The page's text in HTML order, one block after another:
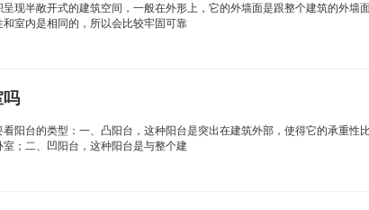
现半敞开式的建筑空间，一般在外形上，它的外墙面是跟整个建筑的外墙
室内是相同的，所以会比较牢固可靠
吗
阳台的类型：一、凸阳台，这种阳台是突出在建筑外部，使得它的承重性
；二、凹阳台，这种阳台是与整个建